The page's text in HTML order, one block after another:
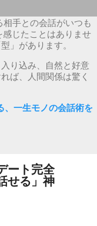
相手との会話がいつも
じたことはありませ
」があります。
り込み、自然と好意
ば、人間関係は驚く
、一生モノの会話術を
ート完全
せる」神